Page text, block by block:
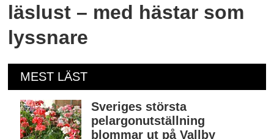
läslust – med hästar som
lyssnare
MEST LÄST
Sveriges största
pelargonutställning
blommar ut på Vallby